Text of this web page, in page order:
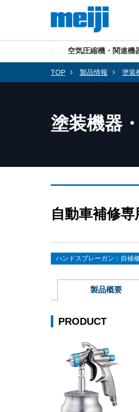
空気圧縮機・関連機
TOP 製品情報 塗装
塗装機器
自動車補修
ハンドスプレーガン：自補
製品概要
PRODUCT